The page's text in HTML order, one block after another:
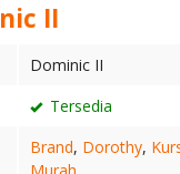
II
Dominic II
Tersedia
Brand, Dorothy,